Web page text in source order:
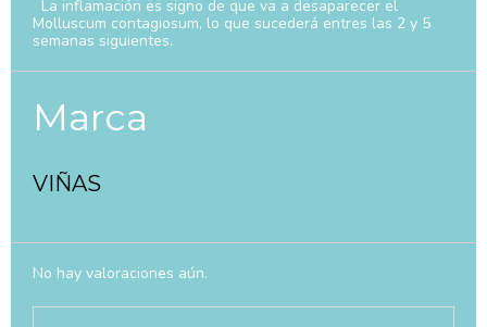
La inflamación es signo de que va a desaparecer el
Molluscum contagiosum, lo que sucederá entres las 2 y 5
semanas siguientes.
Marca
VIÑAS
No hay valoraciones aún.